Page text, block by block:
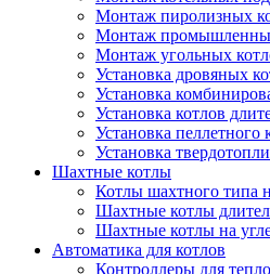
Монтаж пиролизных
Монтаж
Монтаж угольных
Установка дровяных
Установка
Установка котлов
Установка пеллетного
Установка
Шахтные котлы
Котлы шахтного типа
Шахтные котлы
Шахтные котлы на
Автоматика для котлов
Контроллеры для